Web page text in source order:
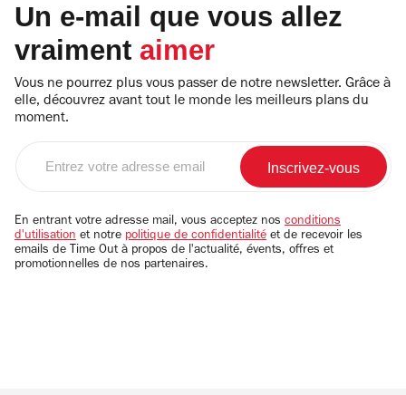
Un e-mail que vous allez
vraiment aimer
Vous ne pourrez plus vous passer de notre newsletter. Grâce à
elle, découvrez avant tout le monde les meilleurs plans du
moment.
email
En entrant votre adresse mail, vous acceptez nos conditions
d'utilisation et notre politique de confidentialité et de recevoir les
emails de Time Out à propos de l'actualité, évents, offres et
promotionnelles de nos partenaires.